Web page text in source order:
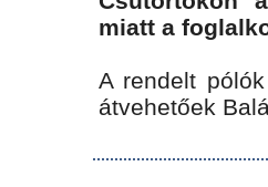
miatt a
A rendelt
átvehetőek